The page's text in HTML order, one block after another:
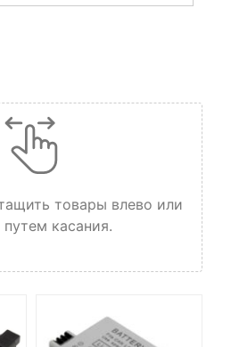
товары влево или
путем касания.